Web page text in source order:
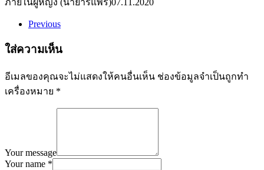
ภายในผู้หญิง (นำ้ยารีแพร์)07.11.2020
Previous
ใส่ความเห็น
อีเมลของคุณจะไม่แสดงให้คนอื่นเห็น ช่องข้อมูลจำเป็นถูกทำ
เครื่องหมาย *
Your message
Your name *